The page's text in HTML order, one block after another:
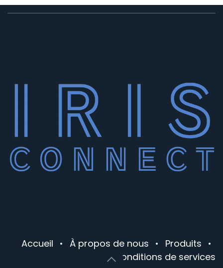
Accueil • À propos de nous • Produits •
Conditions de services